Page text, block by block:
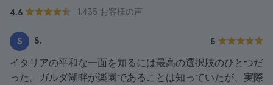
4.6 · 1.435 お客様の声
S S. 5
イタリアの平和な一面を知るには最高の選択肢のひとつだ
った。ガルダ湖畔が楽園であることは知っていたが、実際